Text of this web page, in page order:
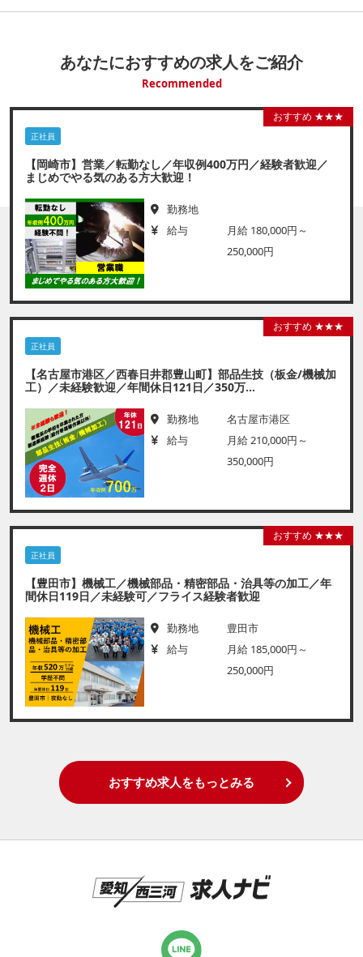
あなたにおすすめの求人をご紹介
Recommended
おすすめ ★★★
正社員
【岡崎市】営業／転勤なし／年収例400万円／経験者歓迎／
まじめでやる気のある方大歓迎！
勤務地
給与
月給 180,000円～
250,000円
おすすめ ★★★
正社員
【名古屋市港区／西春日井郡豊山町】部品生技（板金/機械加
工）／未経験歓迎／年間休日121日／350万...
勤務地
名古屋市港区
給与
月給 210,000円～
350,000円
おすすめ ★★★
正社員
【豊田市】機械工／機械部品・精密部品・治具等の加工／年
間休日119日／未経験可／フライス経験者歓迎
勤務地
豊田市
給与
月給 185,000円～
250,000円
おすすめ求人をもっとみる